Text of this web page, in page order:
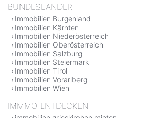
BUNDESLÄNDER
Immobilien Burgenland
Immobilien Kärnten
Immobilien Niederösterreich
Immobilien Oberösterreich
Immobilien Salzburg
Immobilien Steiermark
Immobilien Tirol
Immobilien Vorarlberg
Immobilien Wien
IMMMO ENTDECKEN